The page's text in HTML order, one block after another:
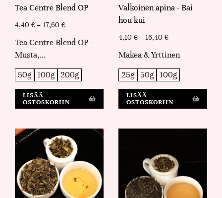
50g 100g 200g
Tea Centre Blend OP
4,40 € – 17,60 €
Tea Centre Blend OP -
Musta,…
LISÄÄ
OSTOSKORIIN
25g 50g 100g
Valkoinen apina - Bai
hou kui
4,10 € – 16,40 €
Makea & Yrttinen
LISÄÄ
OSTOSKORIIN